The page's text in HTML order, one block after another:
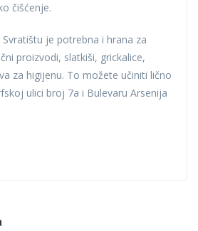
čišćenje.
je potrebna i hrana za
proizvodi, slatkiši, grickalice,
za higijenu. To možete učiniti lično
ulici broj 7a i Bulevaru Arsenija